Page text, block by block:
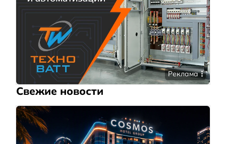
Реклама
Свежие новости